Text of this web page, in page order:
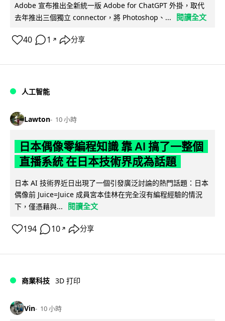
Adobe 宣布推出全新統一版 Adobe for ChatGPT 外掛，取代
去年推出三個獨立 connector，將 Photoshop、...
閱讀全文
40 1 ↗ 分享
人工智能
Lawton 10 小時
日本偶像零編程知識 靠 AI 搞了一整個
直播系統 在日本技術界成為話題
日本 AI 技術界近日出現了一個引發廣泛討論的熱門話題：日本
偶像前 Juice=Juice 成員宮本佳林在完全沒有編程經驗的情況
下，僅憑藉與...
閱讀全文
194 10 ↗ 分享
商業科技 3D 打印
Vin 10 小時